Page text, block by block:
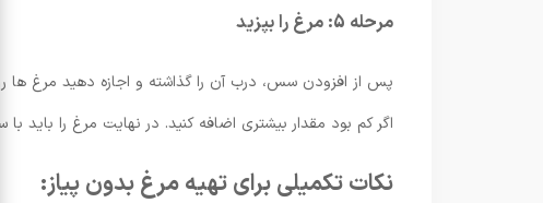
مرحله 5: مرغ را بپزید
اگر کم بود مقدار بیشتری اضافه کنید. در نهایت مرغ را باید
نکات تکمیلی برای تهیه مرغ بدون پیاز: